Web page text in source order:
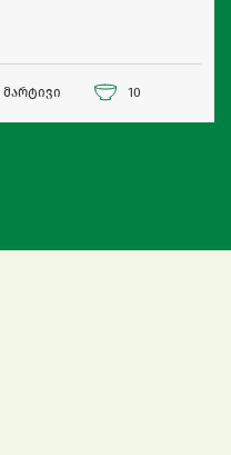
მარტივი 10